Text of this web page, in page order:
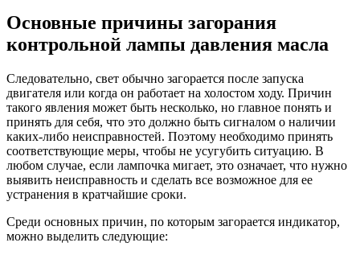
Основные причины загорания
контрольной лампы давления масла
Следовательно, свет обычно загорается после запуска
двигателя или когда он работает на холостом ходу. Причин
такого явления может быть несколько, но главное понять и
принять для себя, что это должно быть сигналом о наличии
каких-либо неисправностей. Поэтому необходимо принять
соответствующие меры, чтобы не усугубить ситуацию. В
любом случае, если лампочка мигает, это означает, что нужно
выявить неисправность и сделать все возможное для ее
устранения в кратчайшие сроки.
Среди основных причин, по которым загорается индикатор,
можно выделить следующие: